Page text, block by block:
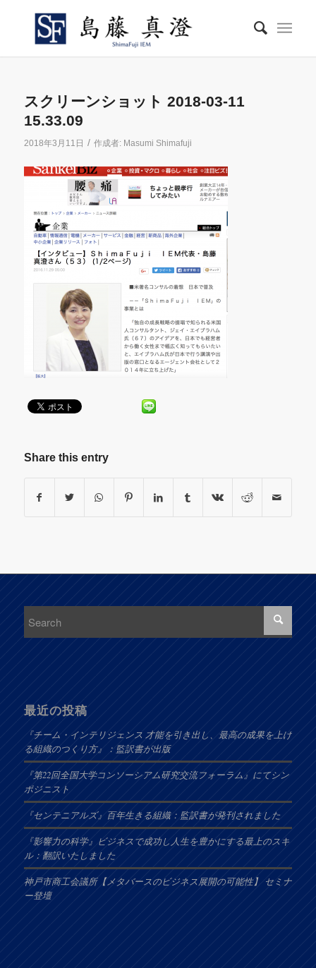
スクリーンショット 2018-03-11
15.33.09
2018年3月11日 / 作成者: Masumi Shimafuji
Share this entry
最近の投稿
『チーム・インテリジェンス 才能を引き出し、最高の成果を上げ
る組織のつくり方』：監訳書が出版
『第22回全国大学コンソーシアム研究交流フォーラム』にてシン
ポジニスト
『センテニアルズ』百年生きる組織：監訳書が発刊されました
『影響力の科学』ビジネスで成功し人生を豊かにする最上のスキ
ル：翻訳いたしました
神戸市商工会議所【メタバースのビジネス展開の可能性】 セミナ
ー登壇